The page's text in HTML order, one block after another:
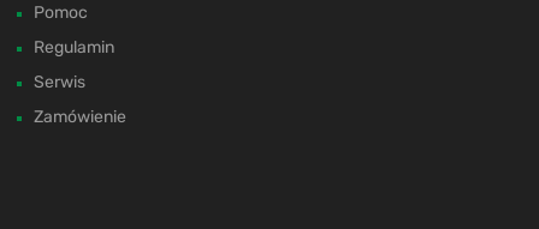
Pomoc
Regulamin
Serwis
Zamówienie